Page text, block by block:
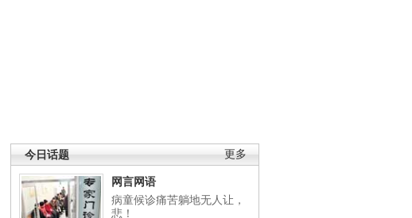
更多
今日话题
网言网语
病童候诊痛苦躺地无人让，
悲！